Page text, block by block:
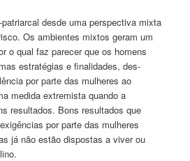
desde uma perspectiva mixta
Os ambientes mixtos geram um
o qual faz parecer que os homens
estratégias e finalidades, des-
por parte das mulheres ao
medida extremista quando a
resultados. Bons resultados que
por parte das mulheres
já não estão dispostas a viver ou